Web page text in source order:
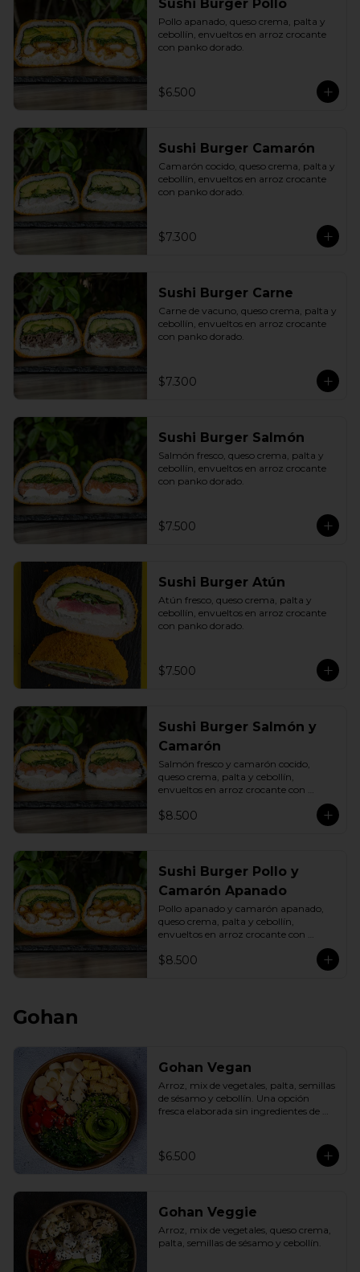
Sushi Burger Pollo
Pollo apanado, queso crema, palta y
cebollín, envueltos en arroz crocante
con panko dorado.
$6.500
Sushi Burger Camarón
Camarón cocido, queso crema, palta y
cebollín, envueltos en arroz crocante
con panko dorado.
$7.300
Sushi Burger Carne
Carne de vacuno, queso crema, palta y
cebollín, envueltos en arroz crocante
con panko dorado.
$7.300
Sushi Burger Salmón
Salmón fresco, queso crema, palta y
cebollín, envueltos en arroz crocante
con panko dorado.
$7.500
Sushi Burger Atún
Atún fresco, queso crema, palta y
cebollín, envueltos en arroz crocante
con panko dorado.
$7.500
Sushi Burger Salmón y
Camarón
Salmón fresco y camarón cocido,
queso crema, palta y cebollín,
envueltos en arroz crocante con
$8.500
Sushi Burger Pollo y
Camarón Apanado
Pollo apanado y camarón apanado,
queso crema, palta y cebollín,
envueltos en arroz crocante con
$8.500
Gohan
Gohan Vegan
Arroz, mix de vegetales, palta, semillas
de sésamo y cebollín. Una opción
fresca elaborada sin ingredientes de
$6.500
Gohan Veggie
Arroz, mix de vegetales, queso crema,
palta, semillas de sésamo y cebollín.